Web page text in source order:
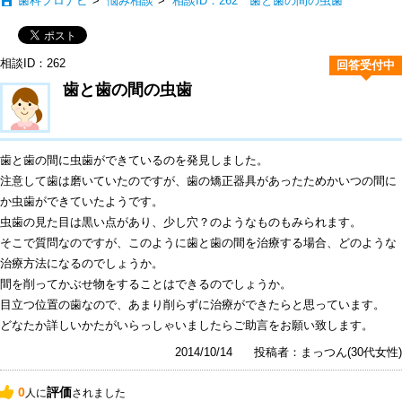
歯と歯の間の虫歯
歯と歯の間に虫歯ができているのを発見しました。
注意して歯は磨いていたのですが、歯の矯正器具があったためかいつの間に
か虫歯ができていたようです。
虫歯の見た目は黒い点があり、少し穴？のようなものもみられます。
そこで質問なのですが、このように歯と歯の間を治療する場合、どのような
治療方法になるのでしょうか。
間を削ってかぶせ物をすることはできるのでしょうか。
目立つ位置の歯なので、あまり削らずに治療ができたらと思っています。
どなたか詳しいかたがいらっしゃいましたらご助言をお願い致します。
2014/10/14
投稿者：まっつん(30代女性)
相談ID：262 回答受付中
0 人に評価されました